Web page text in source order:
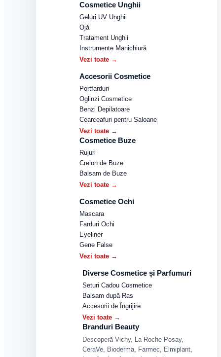
Cosmetice Unghii
Geluri UV Unghii
Ojă
Tratament Unghii
Instrumente Manichiură
Vezi toate →
Accesorii Cosmetice
Portfarduri
Oglinzi Cosmetice
Benzi Depilatoare
Cearceafuri pentru Saloane
Vezi toate →
Cosmetice Buze
Rujuri
Creion de Buze
Balsam de Buze
Vezi toate →
Cosmetice Ochi
Mascara
Farduri Ochi
Eyeliner
Gene False
Vezi toate →
Diverse Cosmetice și Parfumuri
Seturi Cadou Cosmetice
Balsam după Ras
Accesorii de Îngrijire
Vezi toate →
Branduri Beauty
Descoperă Vichy, La Roche-Posay,
CeraVe, Bioderma, Farmec, Elmiplant,